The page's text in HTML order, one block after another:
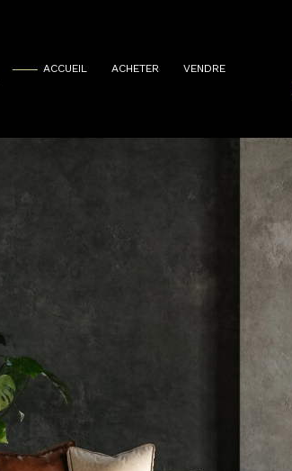
ACCUEIL ACHETER VENDRE
pro
Louer
à l'année